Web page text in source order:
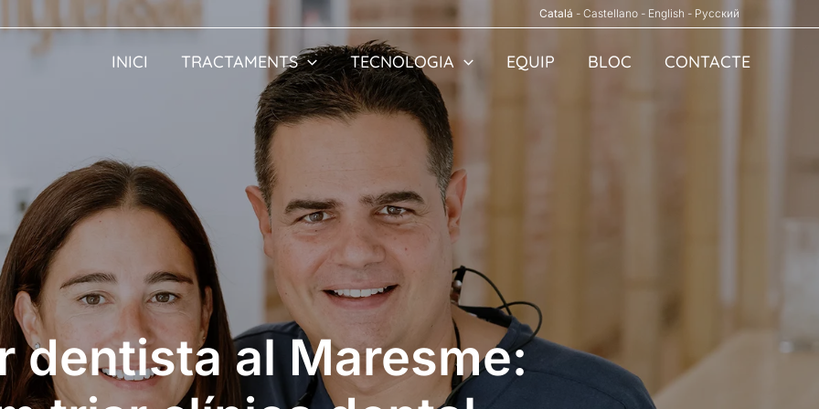
Catalá - Castellano - English - Русский
INICI TRACTAMENTS TECNOLOGIA EQUIP BLOC CONTACTE
dentista al Maresme: